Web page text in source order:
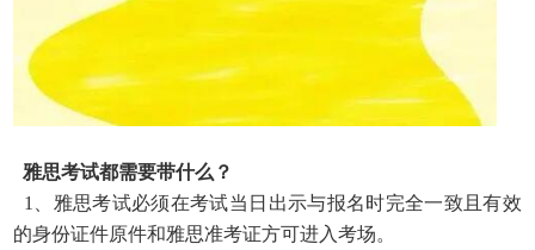
雅思考试都需要带什么？
1、雅思考试必须在考试当日出示与报名时完全一致且有效
的身份证件原件和雅思准考证方可进入考场。